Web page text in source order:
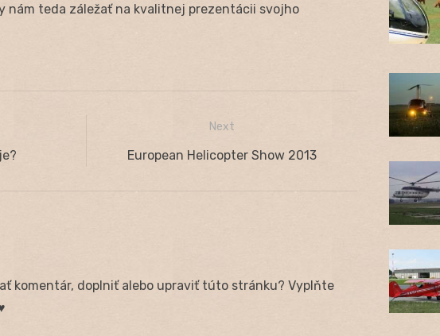
nám teda záležať na kvalitnej prezentácii svojho
Next
Next
European Helicopter Show 2013
komentár, doplniť alebo upraviť túto stránku? Vyplňte